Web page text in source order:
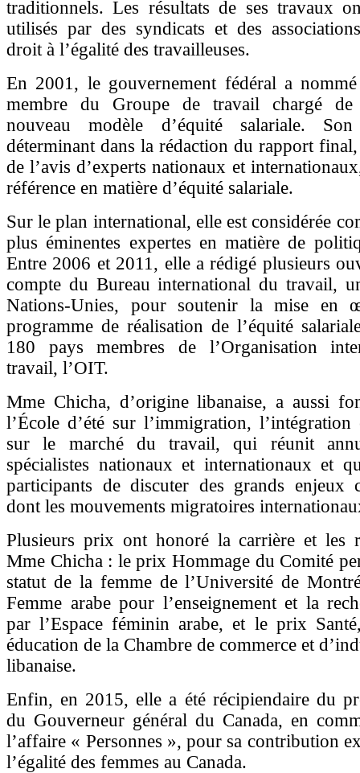
traditionnels. Les résultats de ses travaux
utilisés par des syndicats et des
droit à l’égalité des travailleuses.
En 2001, le gouvernement fédéral a
membre du Groupe de travail chargé
nouveau modèle d’équité salariale.
déterminant dans la rédaction du rapport
de l’avis d’experts nationaux et
référence en matière d’équité salariale.
Sur le plan international, elle est considérée
plus éminentes expertes en matière de
Entre 2006 et 2011, elle a rédigé plusieurs
compte du Bureau international du travail,
Nations-Unies, pour soutenir la mise en
programme de réalisation de l’équité
180 pays membres de l’Organisation
travail, l’OIT.
Mme Chicha, d’origine libanaise, a aussi
l’École d’été sur l’immigration,
sur le marché du travail, qui réunit
spécialistes nationaux et internationaux et
participants de discuter des grands enjeux
dont les mouvements migratoires
Plusieurs prix ont honoré la carrière et les
Mme Chicha : le prix Hommage du Comité
statut de la femme de l’Université de
Femme arabe pour l’enseignement et la
par l’Espace féminin arabe, et le prix
éducation de la Chambre de commerce et
libanaise.
Enfin, en 2015, elle a été récipiendaire du
du Gouverneur général du Canada, en
l’affaire « Personnes », pour sa contribution
l’égalité des femmes au Canada.